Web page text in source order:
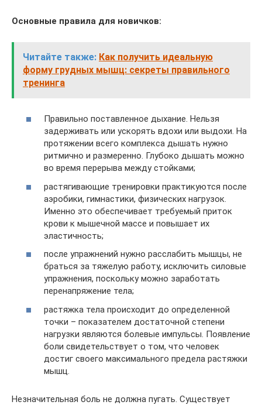
Основные правила для новичков:
Читайте также: Как получить идеальную
форму грудных мышц: секреты правильного
тренинга
Правильно поставленное дыхание. Нельзя
задерживать или ускорять вдохи или выдохи. На
протяжении всего комплекса дышать нужно
ритмично и размеренно. Глубоко дышать можно
во время перерыва между стойками;
растягивающие тренировки практикуются после
аэробики, гимнастики, физических нагрузок.
Именно это обеспечивает требуемый приток
крови к мышечной массе и повышает их
эластичность;
после упражнений нужно расслабить мышцы, не
браться за тяжелую работу, исключить силовые
упражнения, поскольку можно заработать
перенапряжение тела;
растяжка тела происходит до определенной
точки – показателем достаточной степени
нагрузки являются болевые импульсы. Появление
боли свидетельствует о том, что человек
достиг своего максимального предела растяжки
мышц.
Незначительная боль не должна пугать. Существует